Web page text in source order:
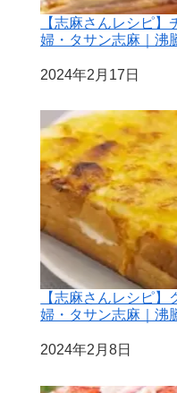
【志麻さんレシピ
婦・タサン志麻｜沸
日付
2024年2月17日
【志麻さんレシピ
婦・タサン志麻｜沸
日付
2024年2月8日